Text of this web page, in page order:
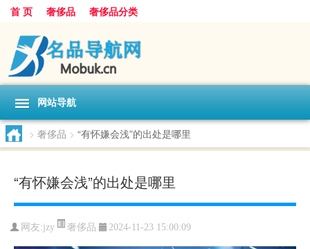
首 页 奢侈品 奢侈品分类
网站导航
> 奢侈品 > “有怀嫌会浅”的出处是哪里
“有怀嫌会浅”的出处是哪里
网友:jzy 奢侈品 2024-11-23 15:00:09